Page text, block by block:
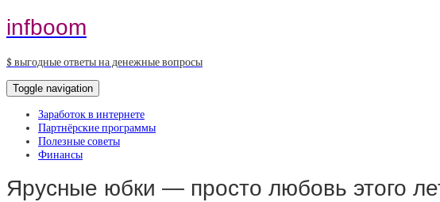
infboom
$ выгодные ответы на денежные вопросы
Toggle navigation
Заработок в интернете
Партнёрские программы
Полезные советы
Финансы
Ярусные юбки — просто любовь этого